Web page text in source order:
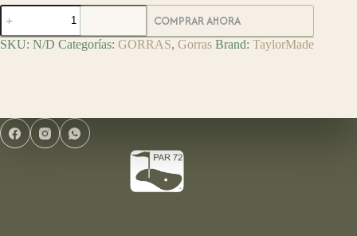
TaylorMade
Gorra
de
Golf
COMPRAR AHORA
SKU: N/D Categorías: GORRAS, Gorras Brand: TaylorMade